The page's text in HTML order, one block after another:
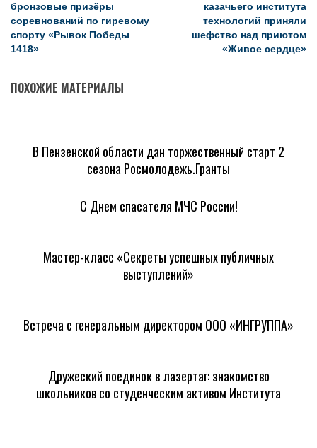
бронзовые призёры
соревнований по гиревому
спорту «Рывок Победы
1418»
казачьего института
технологий приняли
шефство над приютом
«Живое сердце»
ПОХОЖИЕ МАТЕРИАЛЫ
В Пензенской области дан торжественный старт 2
сезона Росмолодежь.Гранты
С Днем спасателя МЧС России!
Мастер-класс «Секреты успешных публичных
выступлений»
Встреча с генеральным директором ООО «ИНГРУППА»
Дружеский поединок в лазертаг: знакомство
школьников со студенческим активом Института